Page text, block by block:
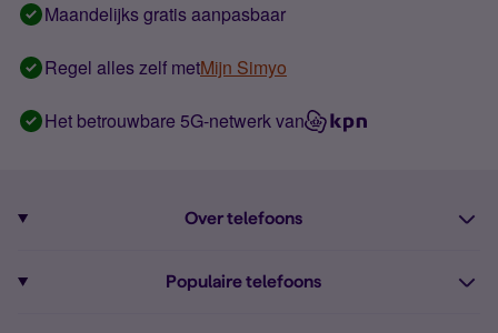
Maandelijks gratis aanpasbaar
Regel alles zelf metMijn Simyo
Het betrouwbare 5G-netwerk van
Over telefoons
Populaire telefoons